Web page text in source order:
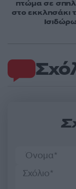
πτώμα σε
στο εκκλησάκι